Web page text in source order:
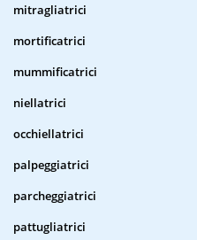
mitragliatrici
mortificatrici
mummificatrici
niellatrici
occhiellatrici
palpeggiatrici
parcheggiatrici
pattugliatrici